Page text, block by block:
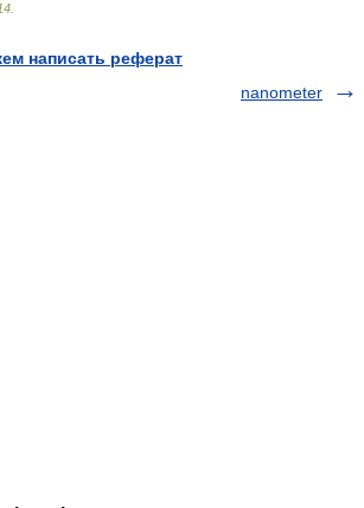
написать реферат
nanometer